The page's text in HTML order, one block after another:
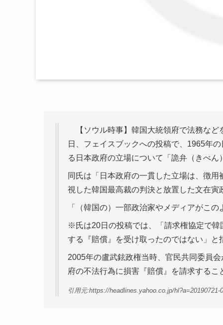
【ソウル時事】韓国大統領府で法務な
日、フェイスブックへの投稿で、1965年
る日本政府の立場について「詭弁（きべん
同氏は「日本政府の一貫した立場は、徴
視した韓国最高裁の判決と放置した文在
「（韓国の）一部政治家やメディアがこ
※氏は20日の投稿では、「請求権協定で
する『賠償』を受け取ったのではない」と
2005年の盧武鉉政権当時、官民共同委員
府の不法行為に損害『賠償』を請求する
引用元:https://headlines.yahoo.co.jp/hl?a=20190721-